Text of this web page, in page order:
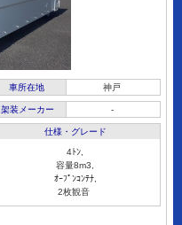
車所在地 神戸
架装メーカー -
仕様・グレード
4ﾄﾝ,
容量8m3,
ｵｰﾌﾟﾝｺﾝﾃﾅ,
2枚観音